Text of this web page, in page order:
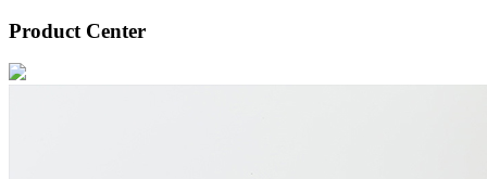
Product Center